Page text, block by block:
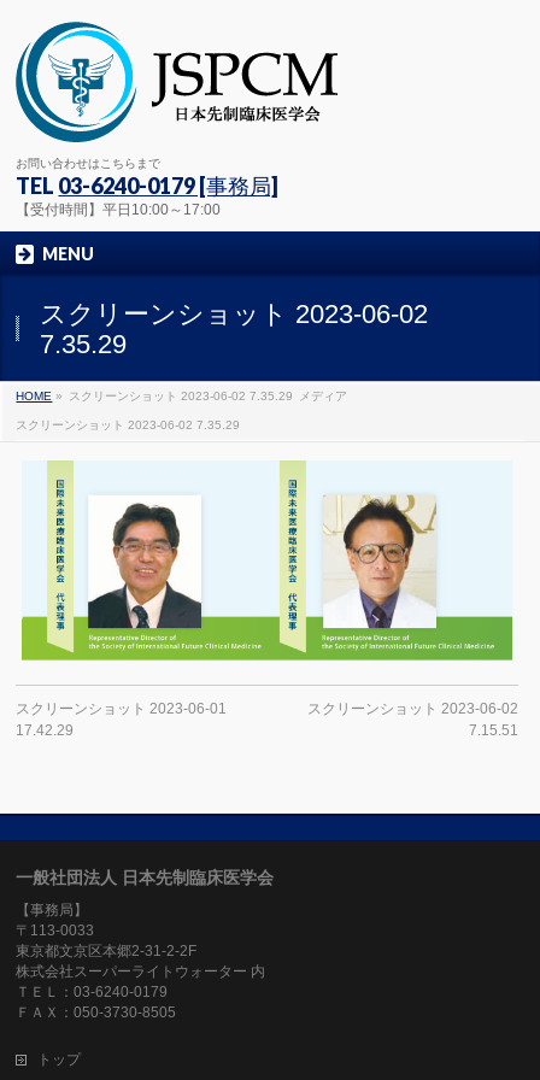
お問い合わせはこちらまで
TEL 03-6240-0179 [事務局]
【受付時間】平日10:00～17:00
MENU
スクリーンショット 2023-06-02
7.35.29
HOME » スクリーンショット 2023-06-02 7.35.29 メディア
スクリーンショット 2023-06-02 7.35.29
スクリーンショット 2023-06-01
17.42.29
スクリーンショット 2023-06-02
7.15.51
一般社団法人 日本先制臨床医学会
【事務局】
〒113-0033
東京都文京区本郷2-31-2-2F
株式会社スーパーライトウォーター 内
ＴＥＬ：03-6240-0179
ＦＡＸ：050-3730-8505
トップ